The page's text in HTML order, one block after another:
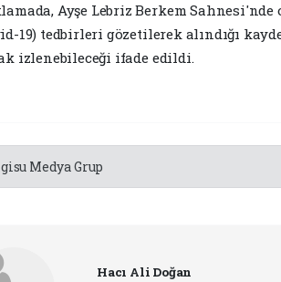
Ayşe Lebriz Berkem
19) tedbirleri gözetilerek alındığı
izlenebileceği ifade edildi.
Medya Grup
Hacı Ali Doğan